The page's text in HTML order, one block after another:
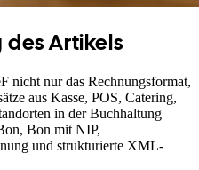
Artikels
nicht nur das Rechnungsformat,
aus Kasse, POS, Catering,
in der Buchhaltung
Bon mit NIP,
und strukturierte XML-